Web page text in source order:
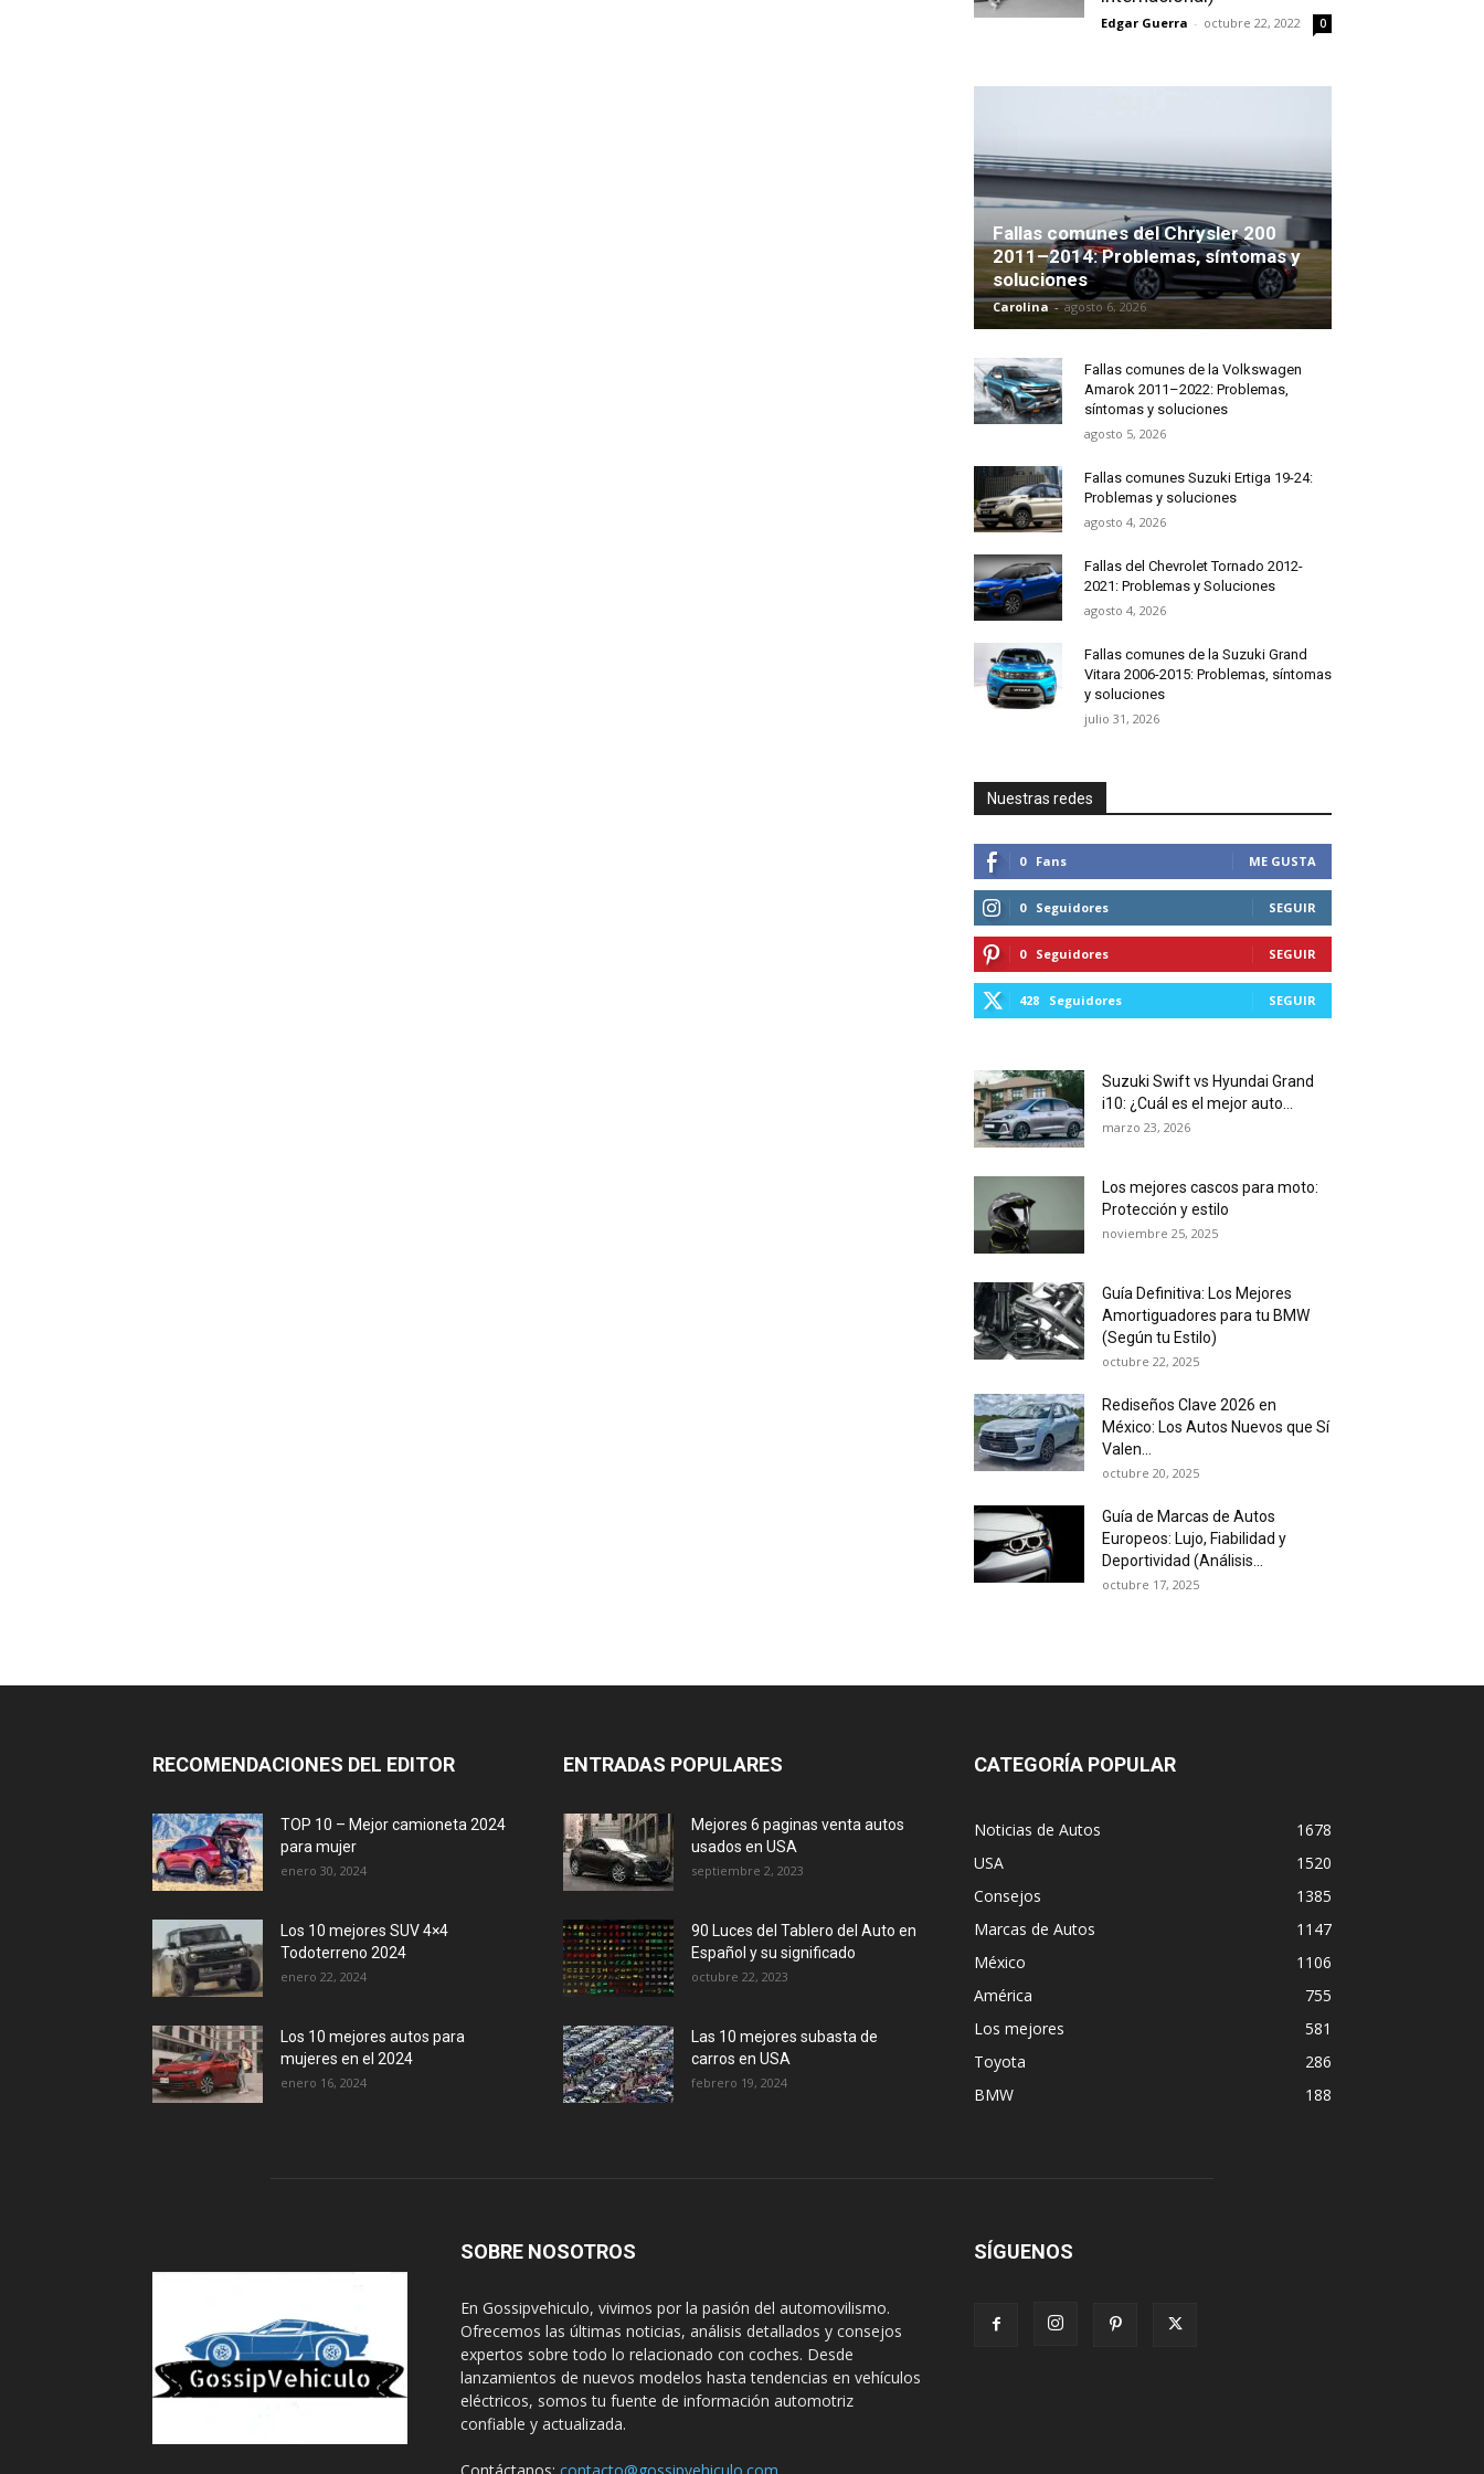
Edgar Guerra - octubre 22, 2022 0
Fallas comunes del Chrysler 200
2011–2014: Problemas, síntomas y
soluciones
Carolina - agosto 6, 2026
Fallas comunes de la Volkswagen
Amarok 2011–2022: Problemas,
síntomas y soluciones
agosto 5, 2026
Fallas comunes Suzuki Ertiga 19-24:
Problemas y soluciones
agosto 4, 2026
Fallas del Chevrolet Tornado 2012-
2021: Problemas y Soluciones
agosto 4, 2026
Fallas comunes de la Suzuki Grand
Vitara 2006-2015: Problemas, síntomas
y soluciones
julio 31, 2026
Nuestras redes
0 Fans ME GUSTA
0 Seguidores SEGUIR
0 Seguidores SEGUIR
428 Seguidores SEGUIR
Suzuki Swift vs Hyundai Grand
i10: ¿Cuál es el mejor auto...
marzo 23, 2026
Los mejores cascos para moto:
Protección y estilo
noviembre 25, 2025
Guía Definitiva: Los Mejores
Amortiguadores para tu BMW
(Según tu Estilo)
octubre 22, 2025
Rediseños Clave 2026 en
México: Los Autos Nuevos que Sí
Valen...
octubre 20, 2025
Guía de Marcas de Autos
Europeos: Lujo, Fiabilidad y
Deportividad (Análisis...
octubre 17, 2025
RECOMENDACIONES DEL EDITOR
TOP 10 – Mejor camioneta 2024
para mujer
enero 30, 2024
Los 10 mejores SUV 4×4
Todoterreno 2024
enero 22, 2024
Los 10 mejores autos para
mujeres en el 2024
enero 16, 2024
ENTRADAS POPULARES
Mejores 6 paginas venta autos
usados en USA
septiembre 2, 2023
90 Luces del Tablero del Auto en
Español y su significado
octubre 22, 2023
Las 10 mejores subasta de
carros en USA
febrero 19, 2024
CATEGORÍA POPULAR
Noticias de Autos
1678
USA
1520
Consejos
1385
Marcas de Autos
1147
México
1106
América
755
Los mejores
581
Toyota
286
BMW
188
SOBRE NOSOTROS
En Gossipvehiculo, vivimos por la pasión del automovilismo.
Ofrecemos las últimas noticias, análisis detallados y consejos
expertos sobre todo lo relacionado con coches. Desde
lanzamientos de nuevos modelos hasta tendencias en vehículos
eléctricos, somos tu fuente de información automotriz
confiable y actualizada.
SÍGUENOS